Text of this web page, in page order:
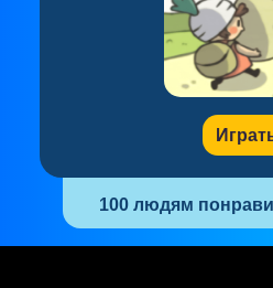
100 людям